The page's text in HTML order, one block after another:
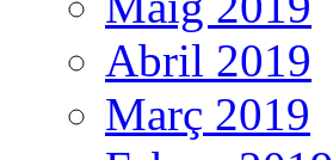
Abril 2019
Març 2019